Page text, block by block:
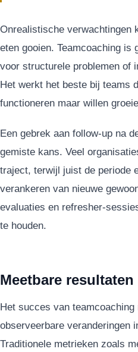
Onrealistische verwachtingen
eten gooien. Teamcoaching is
voor structurele problemen of
Het werkt het beste bij teams
functioneren maar willen
Een gebrek aan follow-up na
gemiste kans. Veel
traject, terwijl juist de periode
verankeren van nieuwe
evaluaties en refresher-
te houden.
Meetbare
Het succes van
observeerbare veranderingen
Traditionele metrieken zoals